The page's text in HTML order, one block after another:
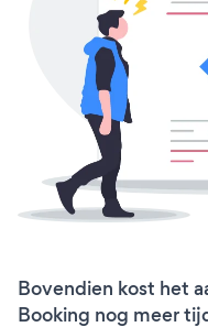
Bovendien kost het
Booking nog meer